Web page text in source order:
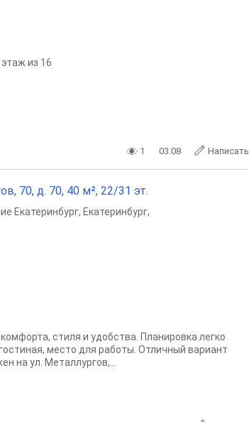
из 16
1 03.08 Написать
70, д. 70, 40 м², 22/31 эт.
Екатеринбург, Екатеринбург,
стиля и удобства. Планировка легко
место для работы. Отличный вариант
на ул. Металлургов,...